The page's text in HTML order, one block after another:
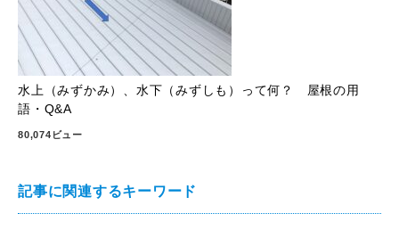
水上（みずかみ）、水下（みずしも）って何？ 屋根の用
語・Q&A
80,074ビュー
記事に関連するキーワード